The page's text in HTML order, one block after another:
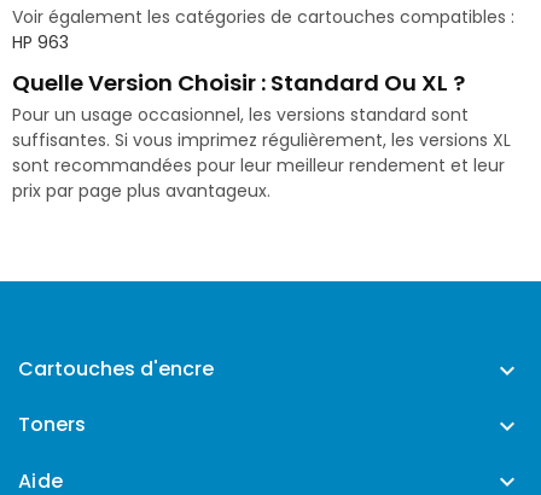
Voir également les catégories de cartouches compatibles :
HP 963
Quelle Version Choisir : Standard Ou XL ?
Pour un usage occasionnel, les versions standard sont
suffisantes. Si vous imprimez régulièrement, les versions XL
sont recommandées pour leur meilleur rendement et leur
prix par page plus avantageux.
Cartouches d'encre 
Toners 
Aide 